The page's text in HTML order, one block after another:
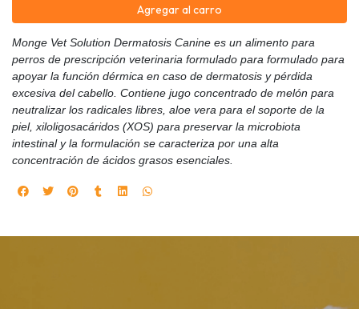
Agregar al carro
Monge Vet Solution Dermatosis Canine es un alimento para
perros de prescripción veterinaria formulado para formulado para
apoyar la función dérmica en caso de dermatosis y pérdida
excesiva del cabello. Contiene jugo concentrado de melón para
neutralizar los radicales libres, aloe vera para el soporte de la
piel, xiloligosacáridos (XOS) para preservar la microbiota
intestinal y la formulación se caracteriza por una alta
concentración de ácidos grasos esenciales.